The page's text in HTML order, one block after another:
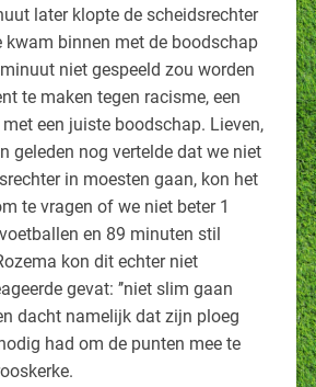
later klopte de scheidsrechter
kwam binnen met de boodschap
niet gespeeld zou worden
te maken tegen racisme, een
een juiste boodschap. Lieven,
geleden nog vertelde dat we niet
in moesten gaan, kon het
te vragen of we niet beter 1
en 89 minuten stil
kon dit echter niet
gevat: ’’niet slim gaan
dacht namelijk dat zijn ploeg
had om de punten mee te